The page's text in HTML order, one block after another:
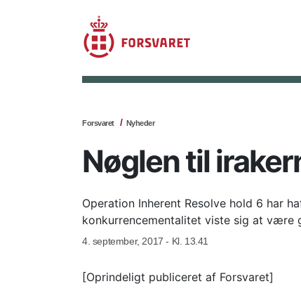
Forsvaret Nyheder
Nøglen til
Operation Inherent Resolve hold 6 har
konkurrencementalitet viste sig at være
4. september, 2017 - Kl. 13.41
[Oprindeligt publiceret af Forsvaret]